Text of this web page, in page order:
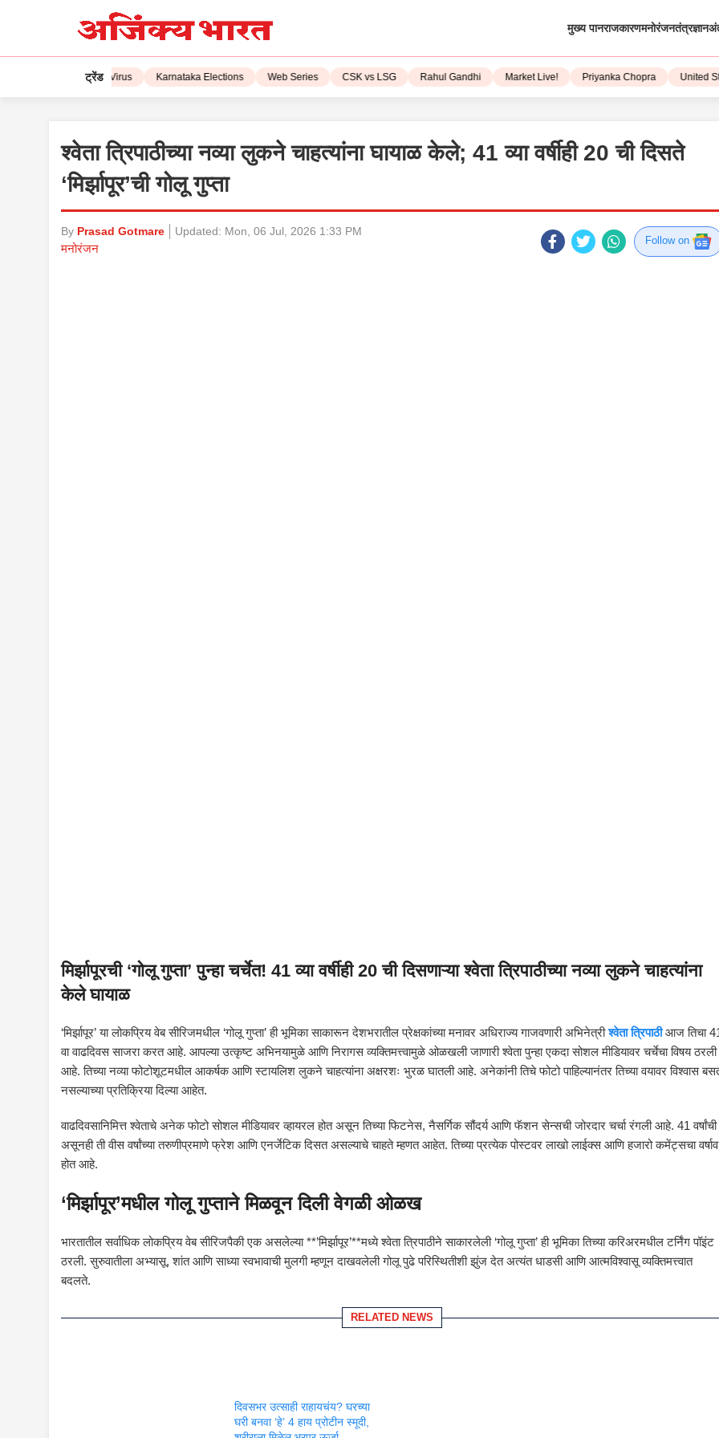
मुख्य पानराजकारणमनोरंजनतंत्रज्ञान
ट्रेंड
Corona Virus Karnataka Elections Web Series CSK vs LSG Rahul Gandhi Market Live! Priyanka Chopra United State
श्वेता त्रिपाठीच्या नव्या लुकने चाहत्यांना घायाळ केले; 41 व्या वर्षीही 20 ची दिसते
‘मिर्झापूर’ची गोलू गुप्ता
By Prasad Gotmare Updated: Mon, 06 Jul, 2026 1:33 PM
मनोरंजन
Follow on
मिर्झापूरची ‘गोलू गुप्ता’ पुन्हा चर्चेत! 41 व्या वर्षीही 20 ची दिसणाऱ्या श्वेता त्रिपाठीच्या नव्या लुकने चाहत्यांना
केले घायाळ
‘मिर्झापूर’ या लोकप्रिय वेब सीरिजमधील ‘गोलू गुप्ता’ ही भूमिका साकारून देशभरातील प्रेक्षकांच्या मनावर अधिराज्य गाजवणारी अभिनेत्रीश्वेता त्रिपाठीआज तिचा
वा वाढदिवस साजरा करत आहे. आपल्या उत्कृष्ट अभिनयामुळे आणि निरागस व्यक्तिमत्त्वामुळे ओळखली जाणारी श्वेता पुन्हा एकदा सोशल मीडियावर चर्चेचा विषय ठरली
आहे. तिच्या नव्या फोटोशूटमधील आकर्षक आणि स्टायलिश लुकने चाहत्यांना अक्षरशः भुरळ घातली आहे. अनेकांनी तिचे फोटो पाहिल्यानंतर तिच्या वयावर विश्वास
नसल्याच्या प्रतिक्रिया दिल्या आहेत.
वाढदिवसानिमित्त श्वेताचे अनेक फोटो सोशल मीडियावर व्हायरल होत असून तिच्या फिटनेस, नैसर्गिक सौंदर्य आणि फॅशन सेन्सची जोरदार चर्चा रंगली आहे. 41 वर्षांची
असूनही ती वीस वर्षांच्या तरुणीप्रमाणे फ्रेश आणि एनर्जेटिक दिसत असल्याचे चाहते म्हणत आहेत. तिच्या प्रत्येक पोस्टवर लाखो लाईक्स आणि हजारो कमेंट्सचा वर्षाव
होत आहे.
‘मिर्झापूर’मधील गोलू गुप्ताने मिळवून दिली वेगळी ओळख
भारतातील सर्वाधिक लोकप्रिय वेब सीरिजपैकी एक असलेल्या **’मिर्झापूर’**मध्ये श्वेता त्रिपाठीने साकारलेली ‘गोलू गुप्ता’ ही भूमिका तिच्या करिअरमधील टर्निंग पॉइंट
ठरली. सुरुवातीला अभ्यासू, शांत आणि साध्या स्वभावाची मुलगी म्हणून दाखवलेली गोलू पुढे परिस्थितीशी झुंज देत अत्यंत धाडसी आणि आत्मविश्वासू व्यक्तिमत्त्वात
बदलते.
RELATED NEWS
दिवसभर उत्साही राहायचंय? घरच्या
घरी बनवा ‘हे’ 4 हाय प्रोटीन स्मूदी,